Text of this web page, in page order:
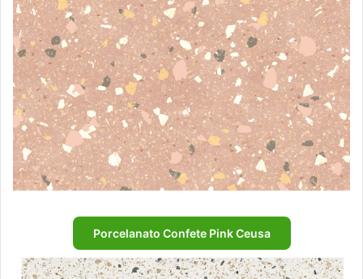
Porcelanato Confete Pink Ceusa